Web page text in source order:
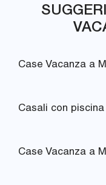
Case Vacanza a
Casali con
Case Vacanza a